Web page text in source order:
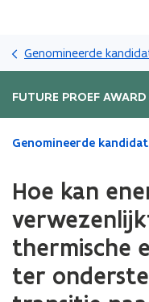
Genomineerde
FUTURE PROEF AWARD
Gedaan
zich
op:
Hoe
kan
energiereductie
Genomineerde
Hoe kan
thermische
ter